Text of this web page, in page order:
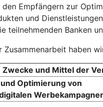
Empfängern zur
und
teilnehmenden Banken
haben
und Mittel der
Optimierung von